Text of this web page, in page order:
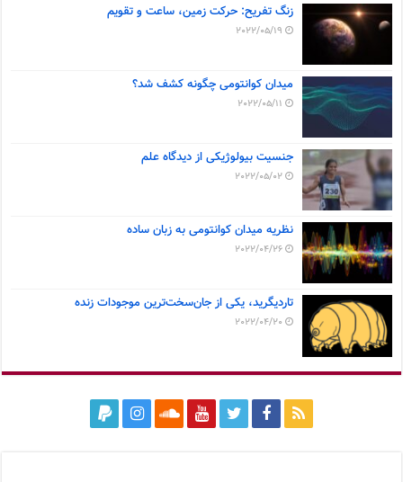
زنگ تفریح: حرکت زمین، ساعت و تقویم
2022/05/19
میدان کوانتومی چگونه کشف شد؟
2022/05/11
جنسیت بیولوژیکی از دیدگاه علم
2022/05/02
نظریه میدان کوانتومی به زبان ساده
2022/04/26
تاردیگرید، یکی از جان‌سخت‌ترین موجودات زنده
2022/04/20